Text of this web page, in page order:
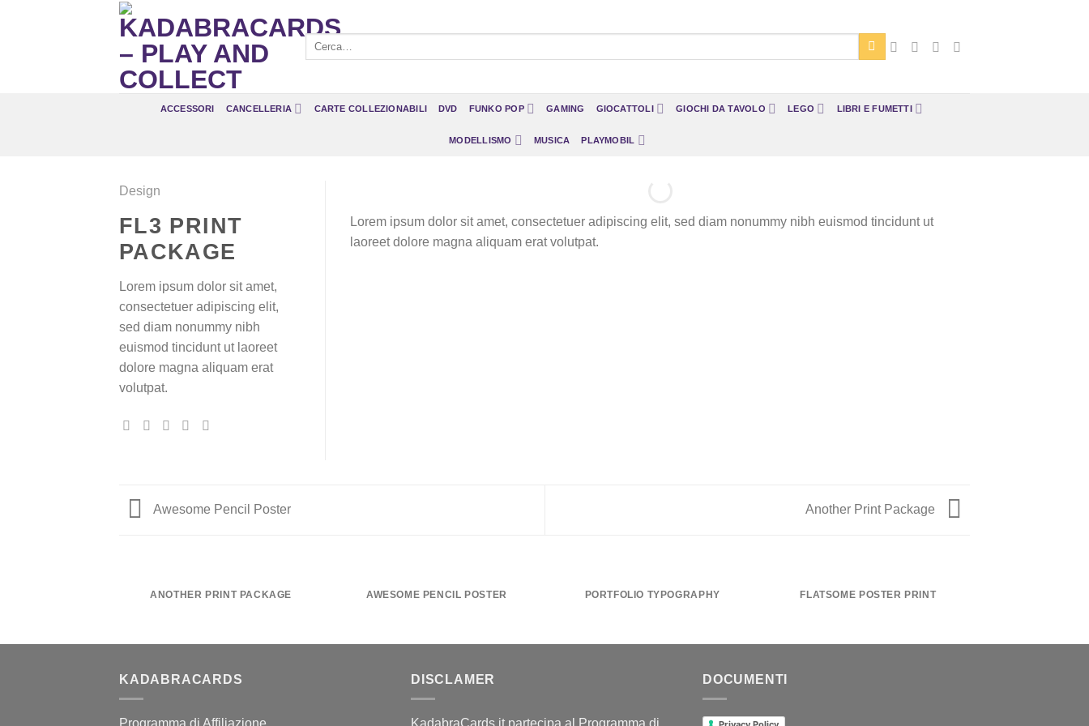
Cerca:
ACCESSORI CANCELLERIA CARTE COLLEZIONABILI DVD FUNKO POP GAMING GIOCATTOLI GIOCHI DA TAVOLO LEGO LIBRI E FUMETTI
MODELLISMO MUSICA PLAYMOBIL
Design
FL3 PRINT
PACKAGE
Lorem ipsum dolor sit amet,
consectetuer adipiscing elit,
sed diam nonummy nibh
euismod tincidunt ut laoreet
dolore magna aliquam erat
volutpat.
Lorem ipsum dolor sit amet, consectetuer adipiscing elit, sed diam nonummy nibh euismod tincidunt ut
laoreet dolore magna aliquam erat volutpat.
Awesome Pencil Poster Another Print Package
ANOTHER PRINT PACKAGE AWESOME PENCIL POSTER PORTFOLIO TYPOGRAPHY FLATSOME POSTER PRINT
KADABRACARDS DISCLAMER DOCUMENTI